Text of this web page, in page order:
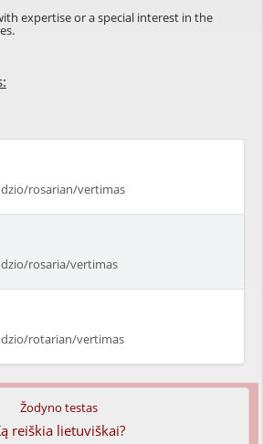
expertise or a special interest in the
rosarian/vertimas
rosaria/vertimas
rotarian/vertimas
Žodyno testas
reiškia lietuviškai?